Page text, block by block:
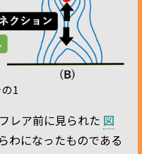
1
レア前に見られた 図
わになったものである